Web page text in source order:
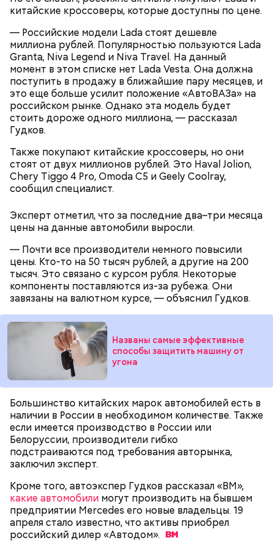
китайские кроссоверы, которые доступны по цене.
— Российские модели Lada стоят дешевле
миллиона рублей. Популярностью пользуются Lada
Granta, Niva Legend и Niva Travel. На данный
момент в этом списке нет Lada Vesta. Она должна
поступить в продажу в ближайшие пару месяцев, и
это еще больше усилит положение «АвтоВАЗа» на
российском рынке. Однако эта модель будет
стоить дороже одного миллиона, — рассказал
Гудков.
Также покупают китайские кроссоверы, но они
стоят от двух миллионов рублей. Это Haval Jolion,
Chery Tiggo 4 Pro, Omoda C5 и Geely Coolray,
сообщил специалист.
Эксперт отметил, что за последние два–три месяца
цены на данные автомобили выросли.
— Почти все производители немного повысили
цены. Кто-то на 50 тысяч рублей, а другие на 200
тысяч. Это связано с курсом рубля. Некоторые
компоненты поставляются из-за рубежа. Они
завязаны на валютном курсе, — объяснил Гудков.
Названы самые эффективные
способы защитить машину от
угона
Большинство китайских марок автомобилей есть в
наличии в России в необходимом количестве. Также
если имеется производство в России или
Белоруссии, производители гибко
подстраиваются под требования авторынка,
заключил эксперт.
Кроме того, автоэкспер Гудков рассказал «ВМ»,
какие автомобили могут производить на бывшем
предприятии Mercedes его новые владельцы. 19
апреля стало известно, что активы приобрел
российский дилер «Автодом».
Поляков предупредил: не стоит собирать грибы у
обочин дорог или рядом с промышленными
предприятиями, так как они могут накапливать в
себе токсические вещества.
Вернет молодость и снизит
воспаление: диетолог Писарева
рассказала о пользе черники
— Лисички можно употреблять в различном виде:
жареном, вареном, тушеном, сушеном и соленом.
Однако с точки зрения пользы лучше отдать
предпочтение маринованным, соленым и тушеным
вариациям, — посоветовал эндокринолог.
А в лесах Шатурского округа Московской области
грибники все чаще стали находить мутинус
Равенеля. Это гриб, который также известен как
сморчок вонючий или веселка вонючая. Мутинус
Равенеля завезли в Евразию из Северной Америки,
и в последние годы он стал все чаще встречаться в
средней полосе России.
Не опасен ли он и можно
ли собирать
рядом, «Вечерней Москве» рассказал эксперт по
грибам Дмитрий Тихомиров.
«Новым рекордам — быть»: как
активность Эль-Ниньо может
в России
По его словам, молния может распасться, улететь
или просто погаснуть. Однако есть риск, что она
может и взорваться.
— Заранее предсказать, как объект себя поведет,
невозможно. Если допустить резкое движение,
поток воздуха может увлечь шар за человеком, и
тот будет следовать за ним до тех пор, пока не
угаснет, — объяснил Бычков. — Но чаще всего они
не взрываются. Это редкий случай. Обычно энергия
у них кончается и они затухают.
Одним из запоминающихся событий того периода
для Макеева стал футбольный матч между
киевским «Динамо» и мадридским «Атлетико»,
который состоялся 3 мая в Киеве. Полк Макеева жил
в палатках в лесу около Варовичей, в 12 километрах
— Электричества нет. Но есть электростанция. И
секретарь партийной организации сжалился и
выделил нам цветной телевизор. И мы вечером
смогли посмотреть матч, — вспоминает он.
Вернулся Макеев в Киев в ночь с 3 на 4 мая. По его
словам, ему казалось, что он вернулся домой с